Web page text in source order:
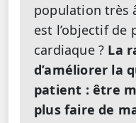
population très
est l’objectif de
cardiaque ? La
d’améliorer la
patient : être
plus faire de